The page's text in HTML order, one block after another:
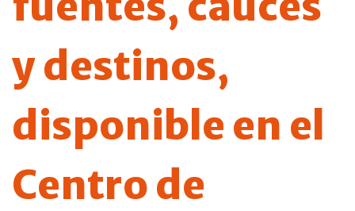
y destinos,
disponible en el
Centro de